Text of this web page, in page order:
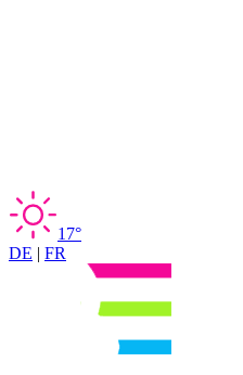
17°
DE | FR